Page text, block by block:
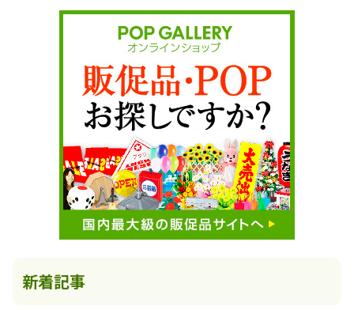
新着記事